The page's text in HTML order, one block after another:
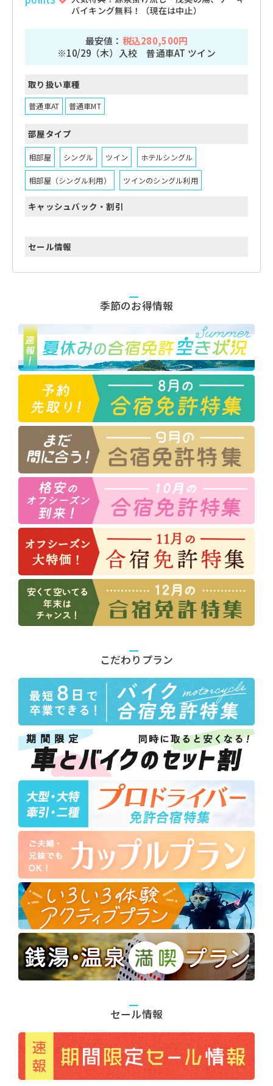
バイキング無料！（現在は中止）
最安値： 税込280,500円
※10/29（木）入校 普通車AT ツイン
取り扱い車種
普通車AT 普通車MT
部屋タイプ
相部屋 シングル ツイン ホテルシングル
相部屋（シングル利用） ツインのシングル利用
キャッシュバック・割引
セール情報
季節のお得情報
こだわりプラン
セール情報